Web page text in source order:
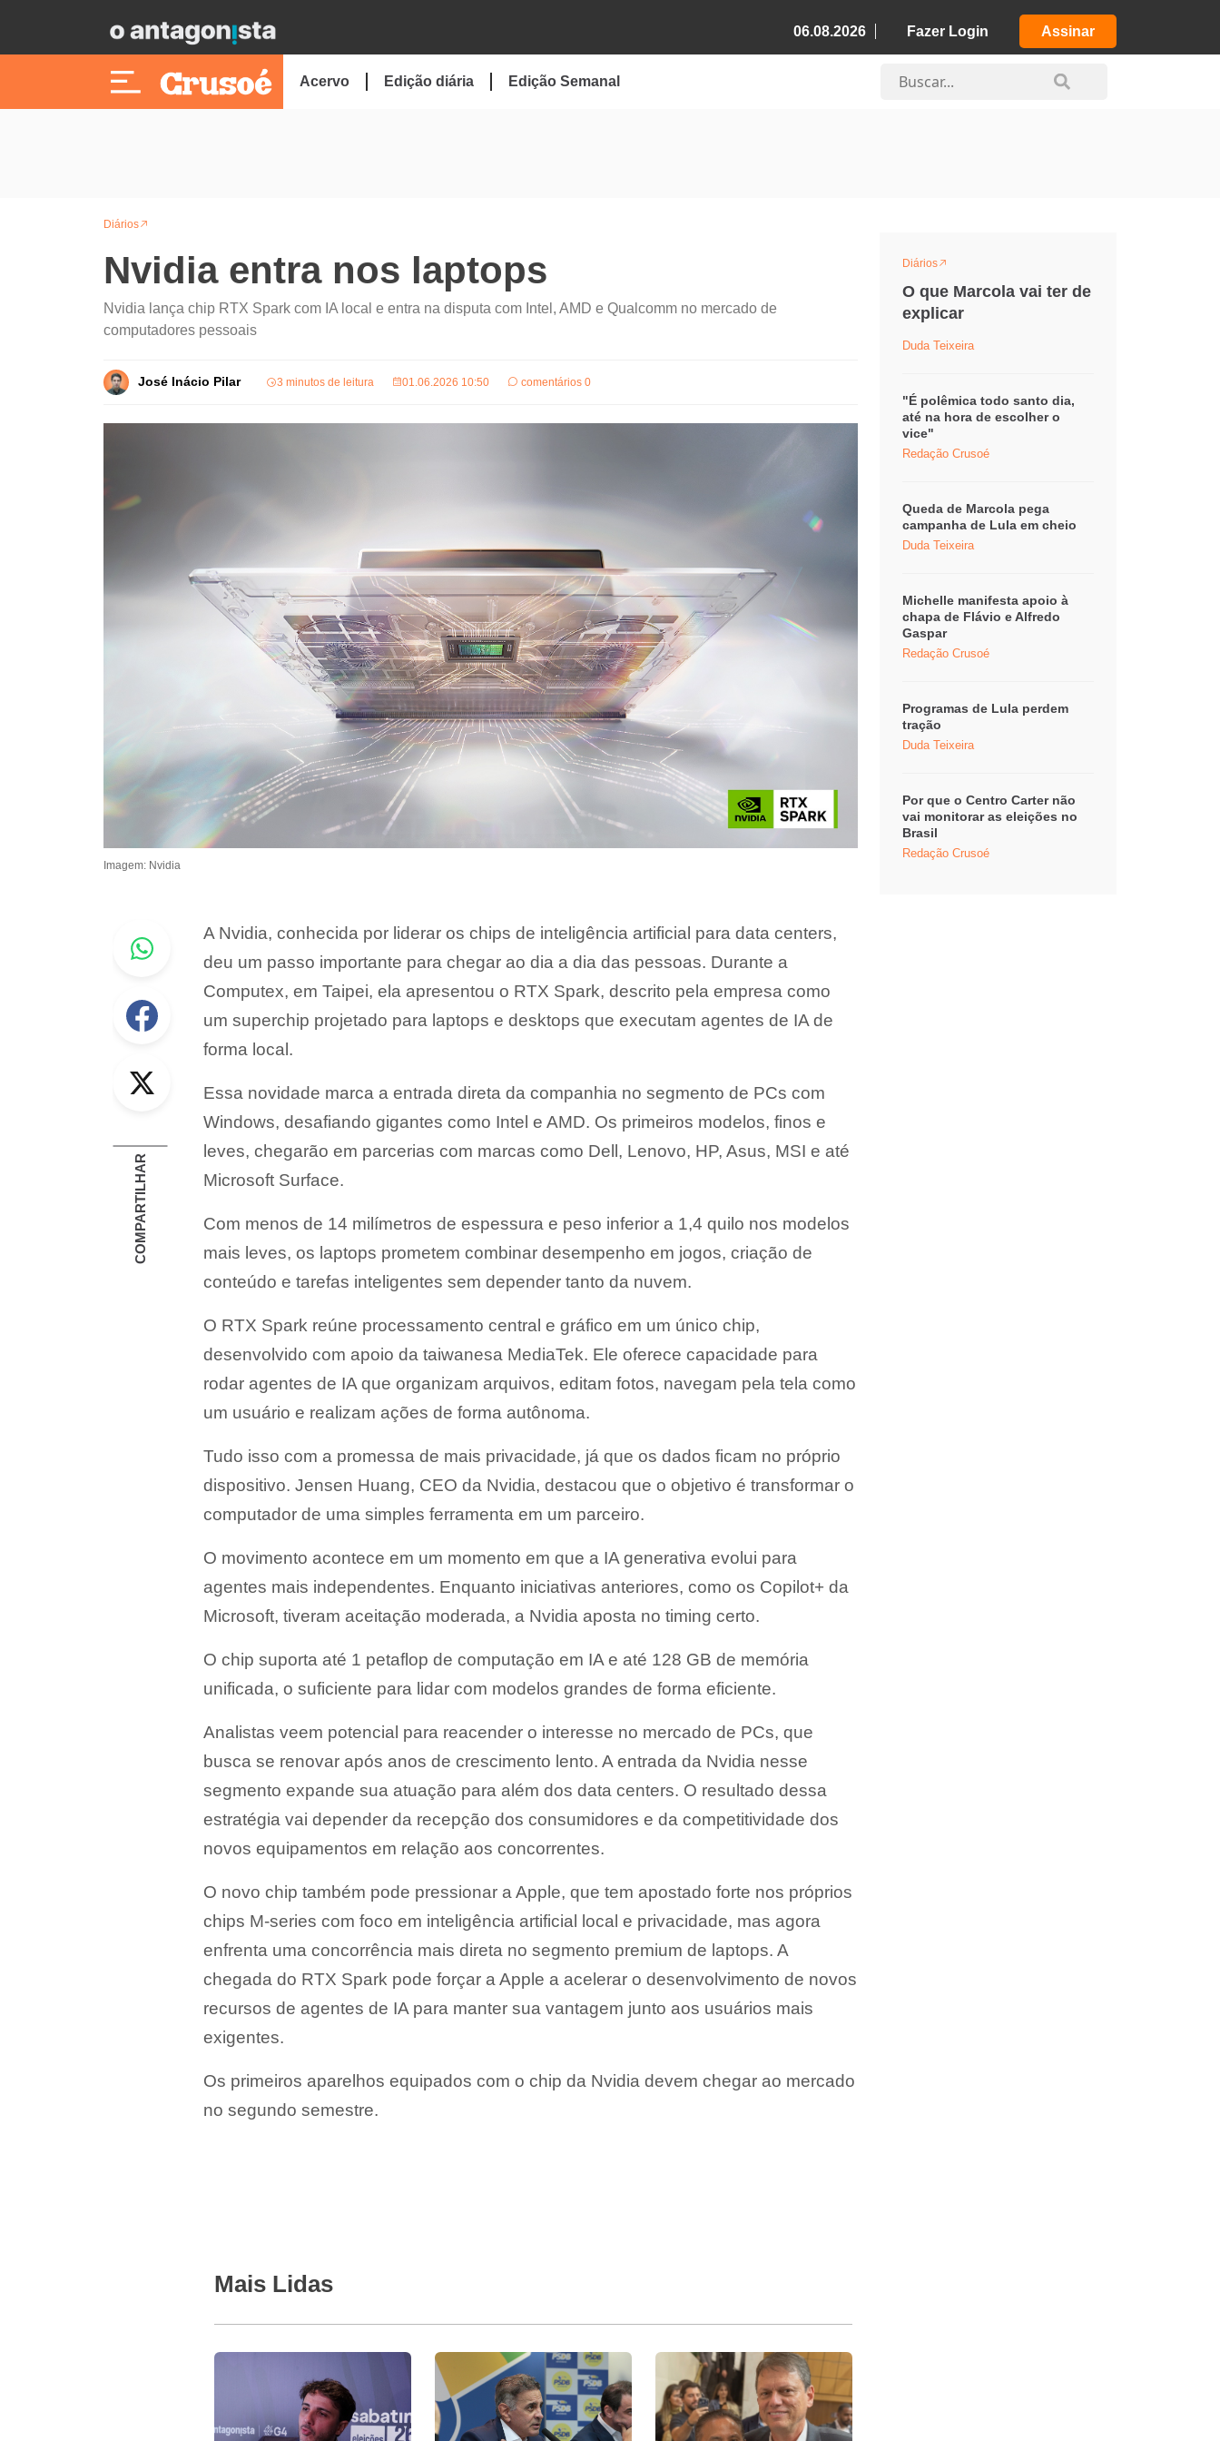
06.08.2026 Fazer Login Assinar
Acervo Edição diária Edição Semanal
Diários
Nvidia entra nos laptops
Nvidia lança chip RTX Spark com IA local e entra na disputa com Intel, AMD e Qualcomm no mercado de
computadores pessoais
José Inácio Pilar 3 minutos de leitura 01.06.2026 10:50 comentários 0
Imagem: Nvidia
Whastapp
Facebook
COMPARTILHAR
A Nvidia, conhecida por liderar os chips de inteligência artificial para data centers,
deu um passo importante para chegar ao dia a dia das pessoas. Durante a
Computex, em Taipei, ela apresentou o RTX Spark, descrito pela empresa como
um superchip projetado para laptops e desktops que executam agentes de IA de
forma local.
Essa novidade marca a entrada direta da companhia no segmento de PCs com
Windows, desafiando gigantes como Intel e AMD. Os primeiros modelos, finos e
leves, chegarão em parcerias com marcas como Dell, Lenovo, HP, Asus, MSI e até
Microsoft Surface.
Com menos de 14 milímetros de espessura e peso inferior a 1,4 quilo nos modelos
mais leves, os laptops prometem combinar desempenho em jogos, criação de
conteúdo e tarefas inteligentes sem depender tanto da nuvem.
O RTX Spark reúne processamento central e gráfico em um único chip,
desenvolvido com apoio da taiwanesa MediaTek. Ele oferece capacidade para
rodar agentes de IA que organizam arquivos, editam fotos, navegam pela tela como
um usuário e realizam ações de forma autônoma.
Tudo isso com a promessa de mais privacidade, já que os dados ficam no próprio
dispositivo. Jensen Huang, CEO da Nvidia, destacou que o objetivo é transformar o
computador de uma simples ferramenta em um parceiro.
O movimento acontece em um momento em que a IA generativa evolui para
agentes mais independentes. Enquanto iniciativas anteriores, como os Copilot+ da
Microsoft, tiveram aceitação moderada, a Nvidia aposta no timing certo.
O chip suporta até 1 petaflop de computação em IA e até 128 GB de memória
unificada, o suficiente para lidar com modelos grandes de forma eficiente.
Analistas veem potencial para reacender o interesse no mercado de PCs, que
busca se renovar após anos de crescimento lento. A entrada da Nvidia nesse
segmento expande sua atuação para além dos data centers. O resultado dessa
estratégia vai depender da recepção dos consumidores e da competitividade dos
novos equipamentos em relação aos concorrentes.
O novo chip também pode pressionar a Apple, que tem apostado forte nos próprios
chips M-series com foco em inteligência artificial local e privacidade, mas agora
enfrenta uma concorrência mais direta no segmento premium de laptops. A
chegada do RTX Spark pode forçar a Apple a acelerar o desenvolvimento de novos
recursos de agentes de IA para manter sua vantagem junto aos usuários mais
exigentes.
Os primeiros aparelhos equipados com o chip da Nvidia devem chegar ao mercado
no segundo semestre.
Diários
O que Marcola vai ter de
explicar
Duda Teixeira
"É polêmica todo santo dia,
até na hora de escolher o
vice"
Redação Crusoé
Queda de Marcola pega
campanha de Lula em cheio
Duda Teixeira
Michelle manifesta apoio à
chapa de Flávio e Alfredo
Gaspar
Redação Crusoé
Programas de Lula perdem
tração
Duda Teixeira
Por que o Centro Carter não
vai monitorar as eleições no
Brasil
Redação Crusoé
Mais Lidas